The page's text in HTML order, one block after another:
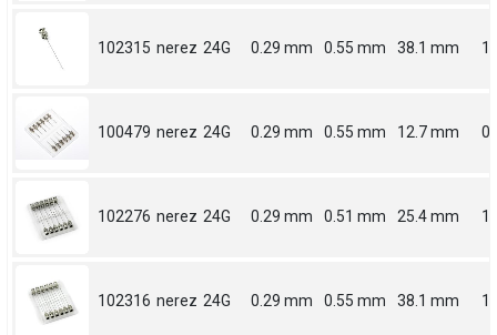
102315 nerez 24G 0.29 mm 0.55 mm 38.1 mm
100479 nerez 24G 0.29 mm 0.55 mm 12.7 mm
102276 nerez 24G 0.29 mm 0.51 mm 25.4 mm 1
102316 nerez 24G 0.29 mm 0.55 mm 38.1 mm